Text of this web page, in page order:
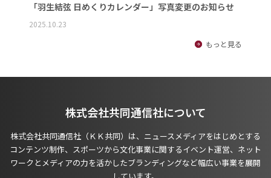
「羽生結弦 日めくりカレンダー」写真変更のお知らせ
2025.10.23
もっと見る
株式会社共同通信社について
株式会社共同通信社（ＫＫ共同）は、ニュースメディアをはじめとする
コンテンツ制作、スポーツから文化事業に関するイベント運営、ネット
ワークとメディアの力を活かしたブランディングなど幅広い事業を展開